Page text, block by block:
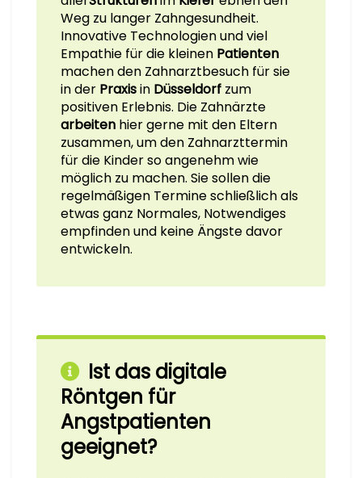
Weg zu langer Zahngesundheit.
Innovative Technologien und viel
Empathie für die kleinen Patienten
machen den Zahnarztbesuch für sie
in der Praxisin Düsseldorf zum
positiven Erlebnis. Die Zahnärzte
arbeiten hier gerne mit den Eltern
zusammen, um den Zahnarzttermin
für die Kinder so angenehm wie
möglich zu machen. Sie sollen die
regelmäßigen Termine schließlich als
etwas ganz Normales, Notwendiges
empfinden und keine Ängste davor
entwickeln.
Ist das digitale
Röntgen für
Angstpatienten
geeignet?